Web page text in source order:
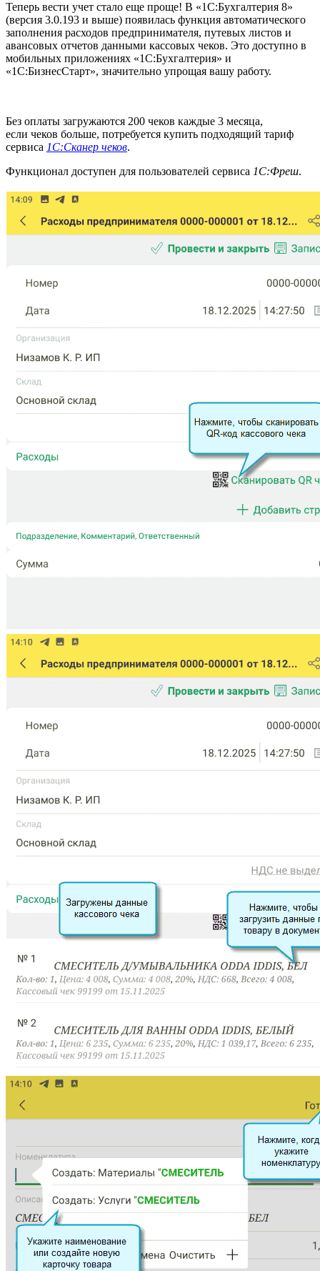
Теперь вести учет стало еще проще! В «1С:Бухгалтерия 8»
(версия 3.0.193 и выше) появилась функция автоматического
заполнения расходов предпринимателя, путевых листов и
авансовых отчетов данными кассовых чеков. Это доступно в
мобильных приложениях «1С:Бухгалтерия» и
«1С:БизнесСтарт», значительно упрощая вашу работу.
Без оплаты загружаются 200 чеков каждые 3 месяца,
если чеков больше, потребуется купить подходящий тариф
сервиса 1С:Сканер чеков.
Функционал доступен для пользователей сервиса 1С:Фреш.